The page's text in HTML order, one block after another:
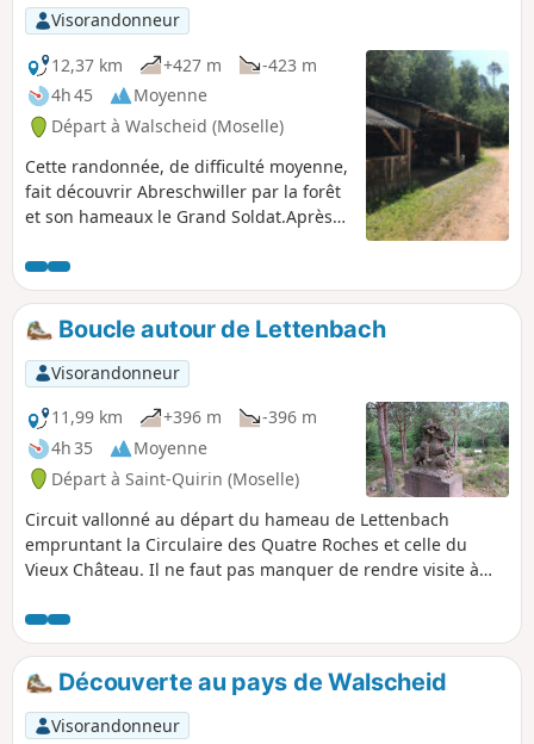
Visorandonneur
12,37 km
+427 m
-423 m
4h 45
Moyenne
Départ à Walscheid (Moselle)
Cette randonnée, de difficulté moyenne,
fait découvrir Abreschwiller par la forêt
et son hameaux le Grand Soldat.Après
plonge vers le lieu-dit du Grand Soldat,
où l'on pourra observer la maison
d'Alexandre Chatrian (1826-1890),
écrivain né dans ce hameau, pour
monter vers le Rocher du Calice.
Boucle autour de Lettenbach
Visorandonneur
11,99 km
+396 m
-396 m
4h 35
Moyenne
Départ à Saint-Quirin (Moselle)
Circuit vallonné au départ du hameau de Lettenbach
empruntant la Circulaire des Quatre Roches et celle du
Vieux Château. Il ne faut pas manquer de rendre visite à
cristal (Circuit des 7 Roses, chapelles et églises
remarquables autour de Saint Quirin) : façade Renaissance,
clocheton à bulbes surmonté d'un coq d'or et couvert,
comme le toit, de bardeaux de bois de mélèze et épicéa.
Parcourir ensuite le site archéologique de la Croix
Découverte au pays de Walscheid
Visorandonneur